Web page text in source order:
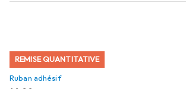
REMISE QUANTITATIVE
Ruban adhésif